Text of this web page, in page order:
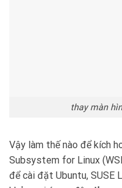
thay màn
Vậy làm thế nào để kích
Subsystem for Linux
để cài đặt Ubuntu, SUSE